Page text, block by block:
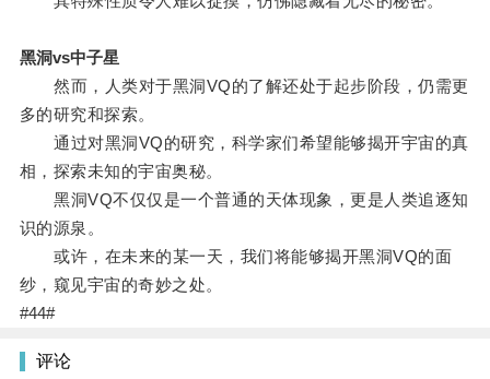
黑洞vs中子星
然而，人类对于黑洞VQ的了解还处于起步阶段，仍需更
多的研究和探索。
通过对黑洞VQ的研究，科学家们希望能够揭开宇宙的真
相，探索未知的宇宙奥秘。
黑洞VQ不仅仅是一个普通的天体现象，更是人类追逐知
识的源泉。
或许，在未来的某一天，我们将能够揭开黑洞VQ的面
纱，窥见宇宙的奇妙之处。
#44#
评论